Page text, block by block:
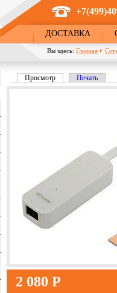
ДОСТАВКА
Вы здесь: Главная
Главные вкладки
Просмотр (активная вкладка)
Печать
2 080 Р